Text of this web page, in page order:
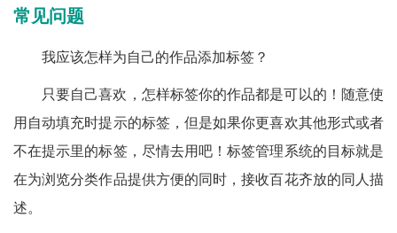
常见问题
我应该怎样为自己的作品添加标签？
只要自己喜欢，怎样标签你的作品都是可以的！随意使
用自动填充时提示的标签，但是如果你更喜欢其他形式或者
不在提示里的标签，尽情去用吧！标签管理系统的目标就是
在为浏览分类作品提供方便的同时，接收百花齐放的同人描
述。